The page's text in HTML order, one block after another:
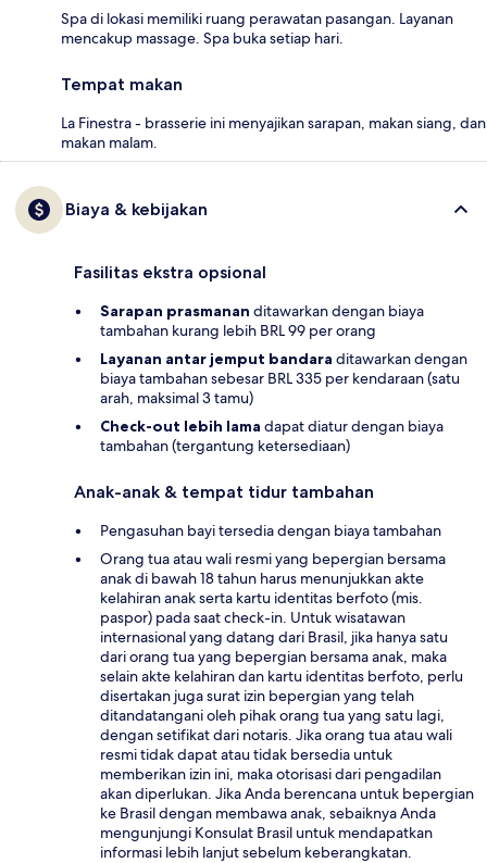
Spa di lokasi memiliki ruang perawatan pasangan. Layanan
mencakup massage. Spa buka setiap hari.
Tempat makan
La Finestra - brasserie ini menyajikan sarapan, makan siang, dan
makan malam.
Biaya & kebijakan
Fasilitas ekstra opsional
Sarapan prasmanan ditawarkan dengan biaya
tambahan kurang lebih BRL 99 per orang
Layanan antar jemput bandara ditawarkan dengan
biaya tambahan sebesar BRL 335 per kendaraan (satu
arah, maksimal 3 tamu)
Check-out lebih lama dapat diatur dengan biaya
tambahan (tergantung ketersediaan)
Anak-anak & tempat tidur tambahan
Pengasuhan bayi tersedia dengan biaya tambahan
Orang tua atau wali resmi yang bepergian bersama
anak di bawah 18 tahun harus menunjukkan akte
kelahiran anak serta kartu identitas berfoto (mis.
paspor) pada saat check-in. Untuk wisatawan
internasional yang datang dari Brasil, jika hanya satu
dari orang tua yang bepergian bersama anak, maka
selain akte kelahiran dan kartu identitas berfoto, perlu
disertakan juga surat izin bepergian yang telah
ditandatangani oleh pihak orang tua yang satu lagi,
dengan setifikat dari notaris. Jika orang tua atau wali
resmi tidak dapat atau tidak bersedia untuk
memberikan izin ini, maka otorisasi dari pengadilan
akan diperlukan. Jika Anda berencana untuk bepergian
ke Brasil dengan membawa anak, sebaiknya Anda
mengunjungi Konsulat Brasil untuk mendapatkan
informasi lebih lanjut sebelum keberangkatan.